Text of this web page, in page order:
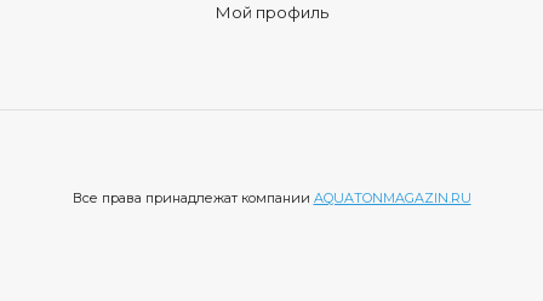
Мой профиль
Все права принадлежат компании AQUATONMAGAZIN.RU